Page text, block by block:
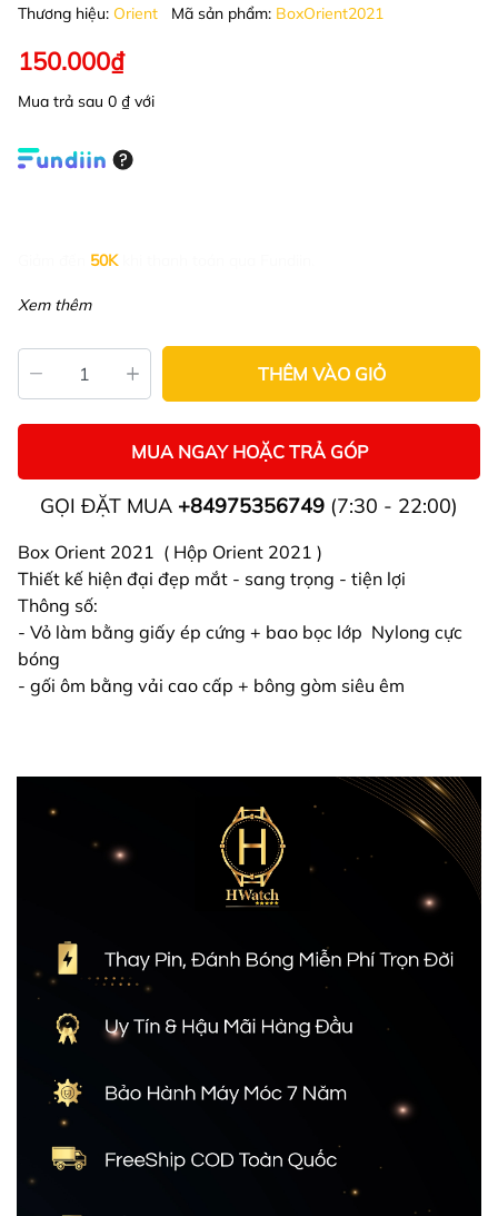
Thương hiệu: Orient Mã sản phẩm: BoxOrient2021
150.000₫
Mua trả sau 0 ₫ với
50K
Xem thêm
THÊM VÀO GIỎ
MUA NGAY HOẶC TRẢ GÓP
GỌI ĐẶT MUA +84975356749 (7:30 - 22:00)
Box Orient 2021 ( Hộp Orient 2021 )
Thiết kế hiện đại đẹp mắt - sang trọng - tiện lợi
Thông số:
- Vỏ làm bằng giấy ép cứng + bao bọc lớp Nylong cực
bóng
- gối ôm bằng vải cao cấp + bông gòm siêu êm